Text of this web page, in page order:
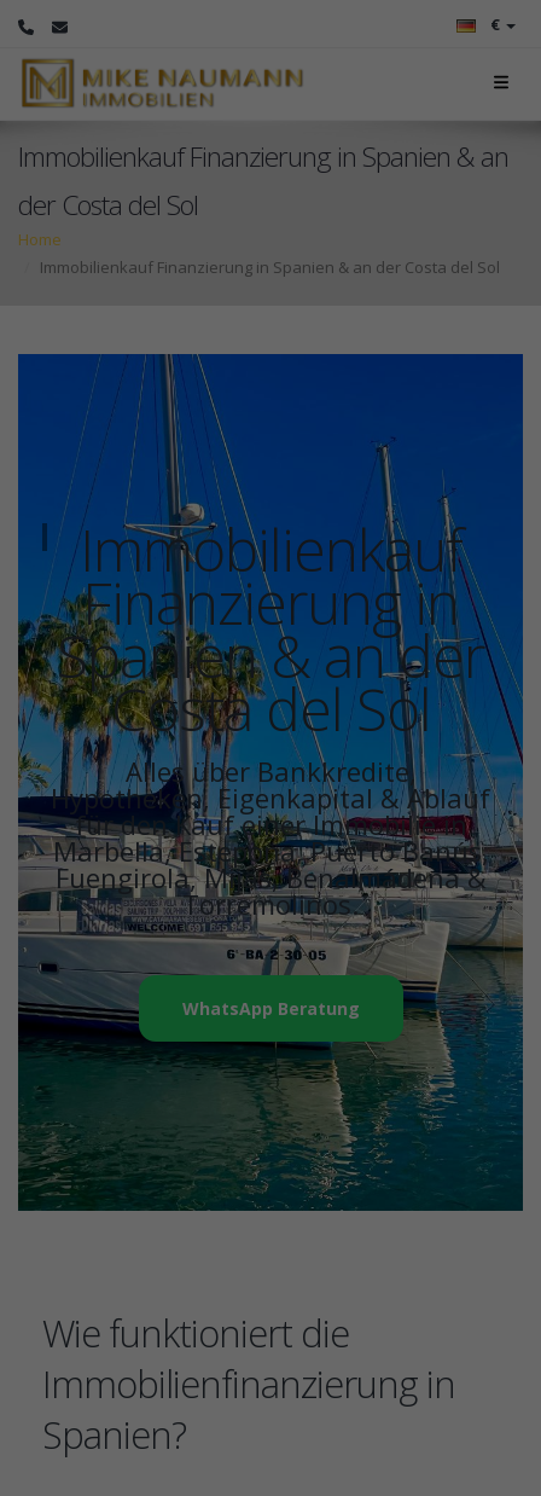
€
Immobilienkauf Finanzierung in Spanien & an
der Costa del Sol
Home
Immobilienkauf Finanzierung in Spanien & an der Costa del Sol
Immobilienkauf
Finanzierung in
Spanien & an der
Costa del Sol
Alles über Bankkredite,
Hypotheken, Eigenkapital & Ablauf
für den Kauf einer Immobilie in
Marbella, Estepona, Puerto Banús,
Fuengirola, Mijas, Benalmádena &
Torremolinos.
WhatsApp Beratung
Wie funktioniert die
Immobilienfinanzierung in
Spanien?